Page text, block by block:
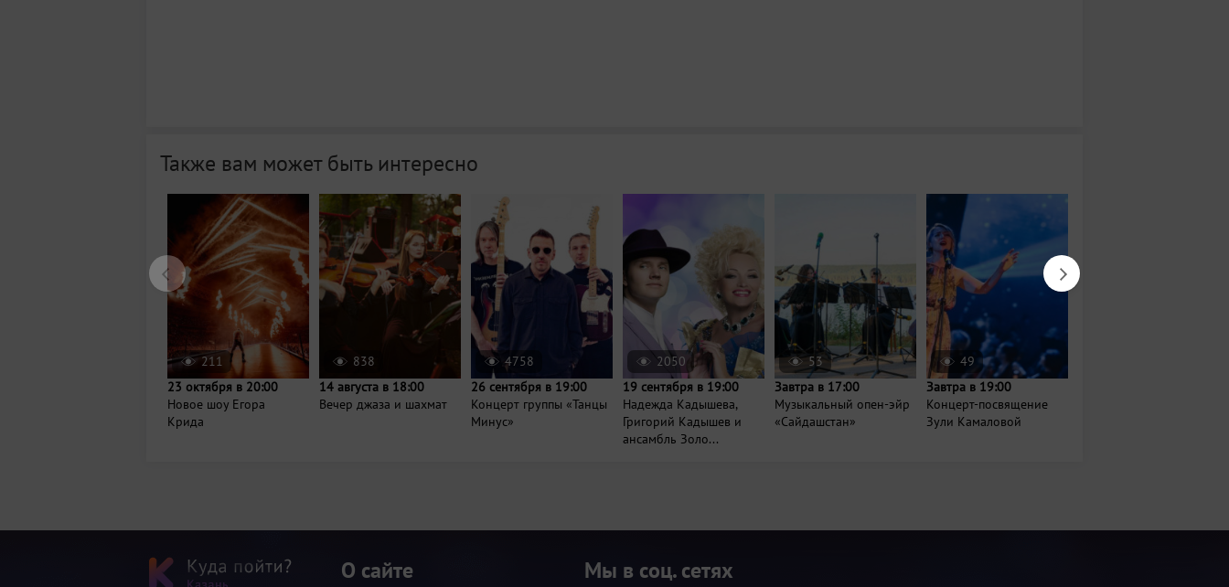
Также вам может быть интересно
211
23 октября в 20:00
Новое шоу Егора
Крида
838
14 августа в 18:00
Вечер джаза и шахмат
4758
26 сентября в 19:00
Концерт группы «Танцы
Минус»
2050
19 сентября в 19:00
Надежда Кадышева,
Григорий Кадышев и
ансамбль Золо...
53
Завтра в 17:00
Музыкальный опен-эйр
«Сайдашстан»
49
Завтра в 19:00
Концерт-посвящение
Зули Камаловой
О сайте Мы в соц. сетях